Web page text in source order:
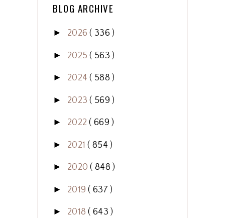
BLOG ARCHIVE
► 2026( 336 )
► 2025( 563 )
► 2024( 588 )
► 2023( 569 )
► 2022( 669 )
► 2021( 854 )
► 2020( 848 )
► 2019( 637 )
► 2018( 643 )